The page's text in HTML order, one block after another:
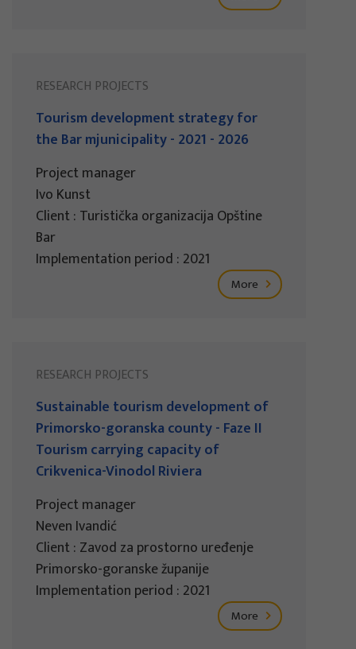
RESEARCH PROJECTS
Tourism development strategy for
the Bar mjunicipality - 2021 - 2026
Project manager
Ivo Kunst
Client : Turistička organizacija Opštine
Bar
Implementation period : 2021
More
RESEARCH PROJECTS
Sustainable tourism development of
Primorsko-goranska county - Faze II
Tourism carrying capacity of
Crikvenica-Vinodol Riviera
Project manager
Neven Ivandić
Client : Zavod za prostorno uređenje
Primorsko-goranske županije
Implementation period : 2021
More